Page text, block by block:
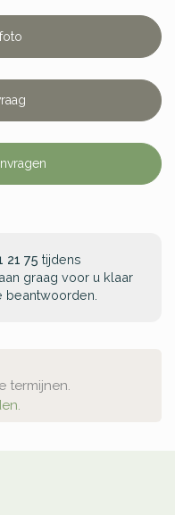
21 75 tijdens
graag voor u klaar
beantwoorden.
termijnen.